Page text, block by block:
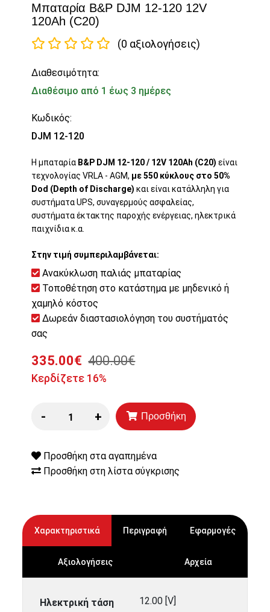
Μπαταρία B&P DJM 12-120 12V
120Ah (C20)
(0 αξιολογήσεις)
Διαθεσιμότητα:
Διαθέσιμο από 1 έως 3 ημέρες
Κωδικός:
DJM 12-120
Η μπαταρία B&P DJM 12-120 / 12V 120Ah (C20) είναι
τεχνολογίας VRLA - AGM, με 550 κύκλους στο 50%
Dod (Depth of Discharge) και είναι κατάλληλη για
συστήματα UPS, συναγερμούς ασφαλείας,
συστήματα έκτακτης παροχής ενέργειας, ηλεκτρικά
παιχνίδια κ.α.
Στην τιμή συμπεριλαμβάνεται:
Ανακύκλωση παλιάς μπαταρίας
Τοποθέτηση στο κατάστημα με μηδενικό ή
χαμηλό κόστος
Δωρεάν διαστασιολόγηση του συστήματός
σας
335.00€ 400.00€
Κερδίζετε 16%
- + Προσθήκη
Προσθήκη στα αγαπημένα
Προσθήκη στη λίστα σύγκρισης
Χαρακτηριστικά Περιγραφή Εφαρμογές
Αξιολογήσεις Αρχεία
Ηλεκτρική τάση 12.00 [V]